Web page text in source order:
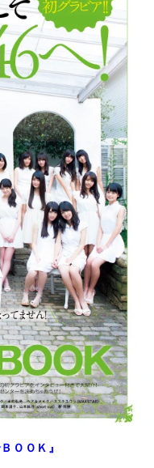
ＯＯＫ』